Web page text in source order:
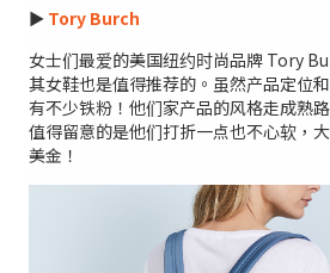
► Tory Burch
女士们最爱的美国纽约时尚品牌 Tory
其女鞋也是值得推荐的。虽然产品定位
有不少铁粉！他们家产品的风格走成熟
值得留意的是他们打折一点也不心软，
美金！